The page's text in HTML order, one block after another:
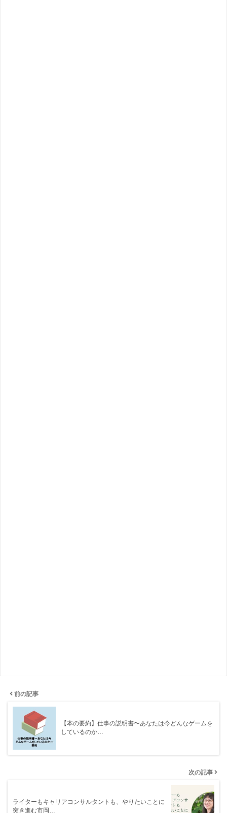
前の記事
【本の要約】仕事の説明書〜あなたは今どんなゲームを
しているのか…
次の記事
ライターもキャリアコンサルタントも、やりたいことに
突き進む市岡…